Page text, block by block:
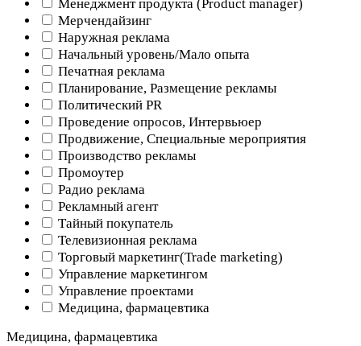
Менеджмент продукта (Product manager)
Мерчендайзинг
Наружная реклама
Начальный уровень/Мало опыта
Печатная реклама
Планирование, Размещение рекламы
Политический PR
Проведение опросов, Интервьюер
Продвижение, Специальные мероприятия
Производство рекламы
Промоутер
Радио реклама
Рекламный агент
Тайный покупатель
Телевизионная реклама
Торговый маркетинг(Trade marketing)
Управление маркетингом
Управление проектами
Медицина, фармацевтика
Медицина, фармацевтика